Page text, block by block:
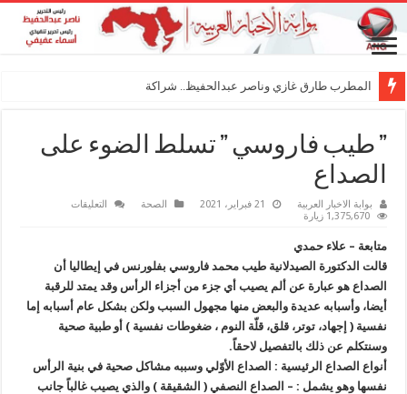
المطرب طارق غازي وناصر عبدالحفيظ.. شراكة فنية ترسم
” طيب فاروسي ” تسلط الضوء على
الصداع
بوابة الاخبار العربية 21 فبراير، 2021 الصحة التعليقات
تسلط
الضوء
على
الصداع
مغلقة
1,375,670 زيارة
متابعة – علاء حمدي
قالت الدكتورة الصيدلانية طيب محمد فاروسي بفلورنس في إيطاليا أن
الصداع هو عبارة عن ألم يصيب أي جزء من أجزاء الرأس وقد يمتد للرقبة
أيضا، وأسبابه عديدة والبعض منها مجهول السبب ولكن بشكل عام أسبابه إما
نفسية ( إجهاد، توتر، قلق، قلّة النوم ، ضغوطات نفسية ) أو طبية صحية
وسنتكلم عن ذلك بالتفصيل لاحقاً.
أنواع الصداع الرئيسية : الصداع الأوّلي وسببه مشاكل صحية في بنية الرأس
نفسها وهو يشمل : – الصداع النصفي ( الشقيقة ) والذي يصيب غالباً جانب